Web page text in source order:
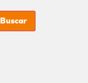
Buscar